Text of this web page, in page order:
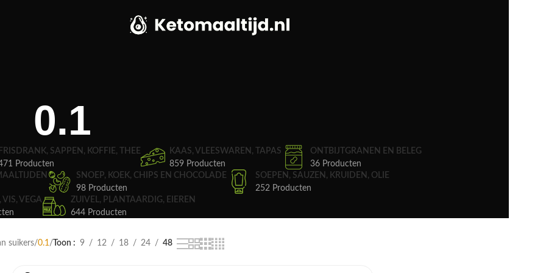
0.1
FRISDRANK, SAPPEN, KOFFIE, THEE
Producten
KAAS, VLEESWAREN, TAPAS
859 Producten
ONTBIJTGRANEN EN BELEG
36 Producten
SNOEP, KOEK, CHIPS EN CHOCOLADE
98 Producten
SOEPEN, SAUZEN, KRUIDEN, OLIE
252 Producten
VIS, VEGA
ZUIVEL, PLANTAARDIG, EIEREN
644 Producten
suikers 0.1
Toon 9 12 18 24 48